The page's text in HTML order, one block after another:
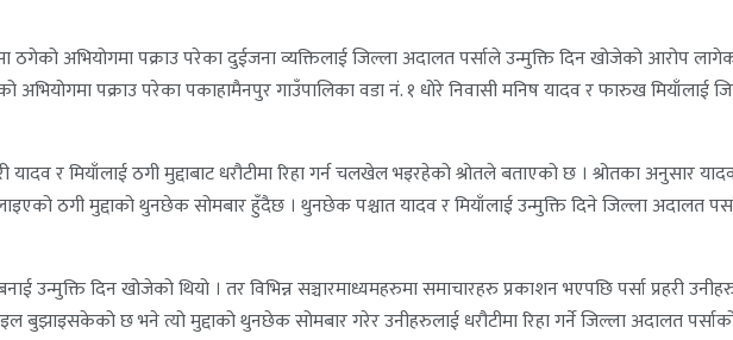
ठगेको अभियोगमा पक्राउ परेका दुईजना व्यक्तिलाई जिल्ला अदालत पर्साले उन्मुक्ति दिन खोजेको आरोप
पक्राउ परेका पकाहामैनपुर गाउँपालिका वडा नं. १ धोरे निवासी मनिष यादव र फारुख मियाँलाई
र मियाँलाई ठगी मुद्दाबाट धरौटीमा रिहा गर्न चलखेल भइरहेको श्रोतले बताएको छ । श्रोतका अनुसार यादव
ठगी मुद्दाको थुनछेक सोमबार हुँदैछ । थुनछेक पश्चात यादव र मियाँलाई उन्मुक्ति दिने जिल्ला अदालत
उन्मुक्ति दिन खोजेको थियो । तर विभिन्न सञ्चारमाध्यमहरुमा समाचारहरु प्रकाशन भएपछि पर्सा प्रहरी
बुझाइसकेको छ भने त्यो मुद्दाको थुनछेक सोमबार गरेर उनीहरुलाई धरौटीमा रिहा गर्ने जिल्ला अदालत